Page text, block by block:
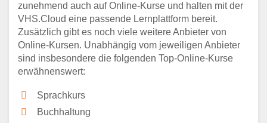
zunehmend auch auf Online-Kurse und halten mit der
VHS.Cloud eine passende Lernplattform bereit.
Zusätzlich gibt es noch viele weitere Anbieter von
Online-Kursen. Unabhängig vom jeweiligen Anbieter
sind insbesondere die folgenden Top-Online-Kurse
erwähnenswert:
Sprachkurs
Buchhaltung